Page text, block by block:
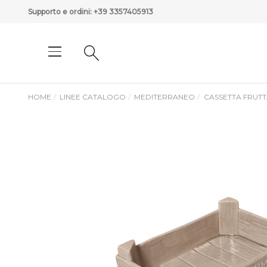
Supporto e ordini: +39 3357405913
HOME LINEE CATALOGO MEDITERRANEO CASSETTA